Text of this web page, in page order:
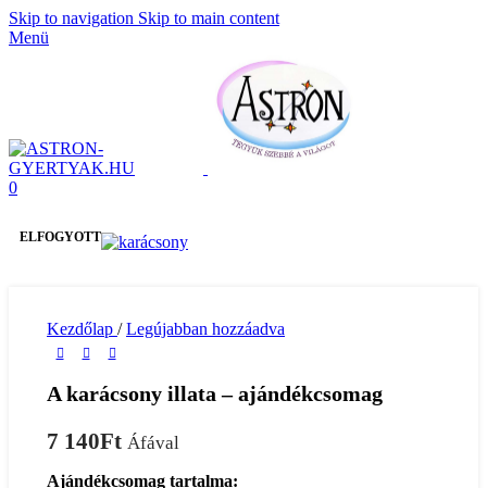
Skip to navigation Skip to main content
Menü
0
ELFOGYOTT
Kezdőlap / Legújabban hozzáadva
A karácsony illata – ajándékcsomag
7 140Ft Áfával
Ajándékcsomag tartalma: